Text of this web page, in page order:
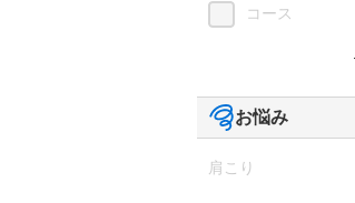
コース
お悩み
肩こり